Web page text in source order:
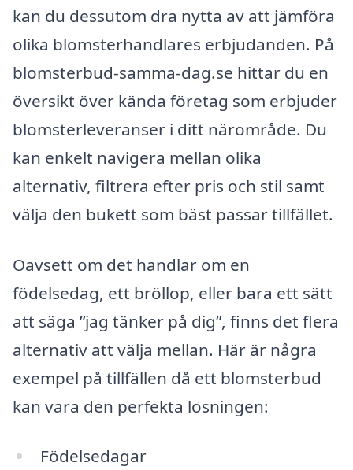
kan du dessutom dra nytta av att jämföra
olika blomsterhandlares erbjudanden. På
blomsterbud-samma-dag.se hittar du en
översikt över kända företag som erbjuder
blomsterleveranser i ditt närområde. Du
kan enkelt navigera mellan olika
alternativ, filtrera efter pris och stil samt
välja den bukett som bäst passar tillfället.
Oavsett om det handlar om en
födelsedag, ett bröllop, eller bara ett sätt
att säga ”jag tänker på dig”, finns det flera
alternativ att välja mellan. Här är några
exempel på tillfällen då ett blomsterbud
kan vara den perfekta lösningen:
Födelsedagar